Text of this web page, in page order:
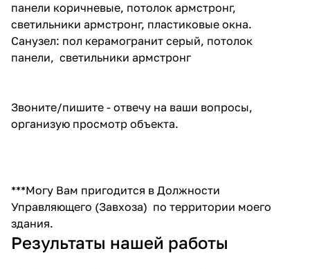
панели коричневые, потолок армстронг,
светильники армстронг, пластиковые окна.
Санузел: пол керамогранит серый, потолок
панели, светильники армстронг
Звоните/пишите - отвечу на ваши вопросы,
организую просмотр объекта.
***Могу Вам пригодится в Должности
Управляющего (Завхоза) по территории моего
здания.
Результаты нашей работы